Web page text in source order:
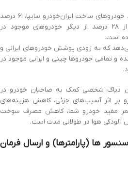
دیاگ موبیکار هم‌اکنون ۹۶ درصد خودروهای ساخت ایران‌خودرو سایپا، ۶۱ درصد
از خودروهای چینتی و بیش از ۲۸ درصد از دیگر خودروهای موجود در
است.
که به زودی پوشش خودروهای ایرانی و
و تمامی خودروها چینی و ایرانی موجود در
دیاگ شخصی کمک به صاحبان خودرو در
بر اثر آسیب‌های جزئی، کاهش هزینه‌های
مفید خودرو شما، کاهش مصرف سوخت
هوا در طولانی مدت است.
ها (پارامترها) و ارسال فرمان